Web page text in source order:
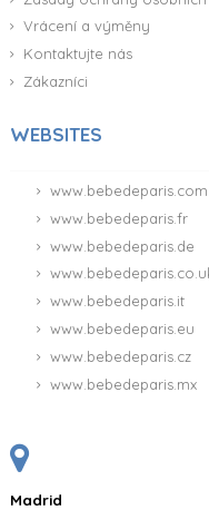
Vrácení a výměny
Kontaktujte nás
Zákazníci
WEBSITES
www.bebedeparis.com
www.bebedeparis.fr
www.bebedeparis.de
www.bebedeparis.it
www.bebedeparis.eu
www.bebedeparis.cz
www.bebedeparis.mx
Madrid